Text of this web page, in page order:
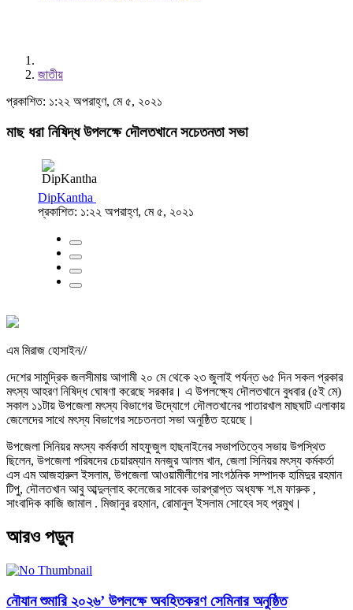
জাতীয়
প্রকাশিত: ১:২২ অপরাহ্ণ, মে ৫, ২০২১
মাছ ধরা নিষিদ্ধ উপলক্ষে দৌলতখানে সচেতনতা সভা
DipKantha
প্রকাশিত: ১:২২ অপরাহ্ণ, মে ৫, ২০২১
এম মিরাজ হোসাইন//
দেশের সামুদ্রিক জলসীমায় আগামী ২০ মে থেকে ২৩ জুলাই পর্যন্ত ৬৫ দিন সকল প্রকার
মৎস্য আহরণ নিষিদ্ধ ঘোষণা করেছে সরকার। এ উপলক্ষ্যে দৌলতখানে বুধবার (৫ই মে)
সকাল ১১টায় উপজেলা মৎস্য বিভাগের উদ্যোগে দৌলতখানের পাতারখাল মাছঘাট এলাকায়
জেলেদের সাথে মৎস্য বিভাগের সচেতনতা সভা অনুষ্ঠিত হয়েছে।
উপজেলা সিনিয়র মৎস্য কর্মকর্তা মাহফুজুল হাছনাইনের সভাপতিত্বে সভায় উপস্থিত
ছিলেন, উপজেলা পরিষদের চেয়ারম্যান মনজুর আলম খান, জেলা সিনিয়র মৎস্য কর্মকর্তা
এস এম আজহারুল ইসলাম, উপজেলা আওয়ামীলীগের সাংগঠনিক সম্পাদক হামিদুর রহমান
টিপু, দৌলতখান আবু আব্দুল্লাহ কলেজের সাবেক ভারপ্রাপ্ত অধ্যক্ষ শ.ম ফারুক ,
সাংবাদিক কাজি জামাল . মিজানুর রহমান, রোমানুল ইসলাম সোহেব সহ প্রমুখ।
আরও পড়ুন
নৌযান শুমারি ২০২৬’ উপলক্ষে অবহিতকরণ সেমিনার অনুষ্ঠিত